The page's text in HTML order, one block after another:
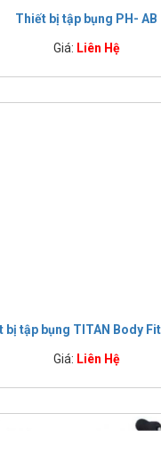
Thiết bị tập bụng PH- AB
Giá: Liên Hệ
bị tập bụng TITAN Body
Giá: Liên Hệ